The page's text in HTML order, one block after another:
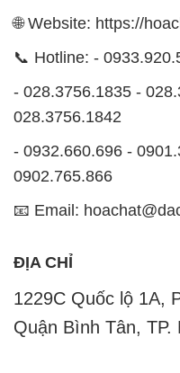
🌐 Website: https://
📞 Hotline: -
- 028.3756.1835 -
028.3756.1842
- 0932.660.696 -
0902.765.866
📧 Email:
ĐỊA CHỈ
1229C Quốc lộ 1A,
Quận Bình Tân, TP.